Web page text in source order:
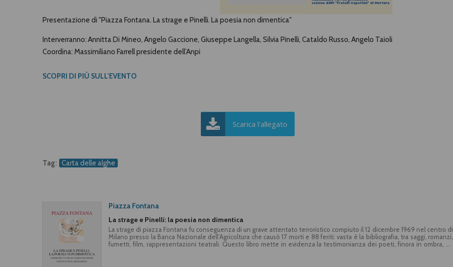
Presentazione di "Piazza Fontana. La strage e Pinelli. La poesia non dimentica"
Interverranno: Annitta Di Mineo, Angelo Gaccione, Giuseppe Langella, Silvia Pinelli, Cataldo Russo, Angelo Taioli
Coordina: Massimiliano Farrell presidente dell’Anpi
SCOPRI DI PIÙ SULL'EVENTO
Scarica l'allegato
Tag: Carta delle alghe
Piazza Fontana
La strage e Pinelli: la poesia non dimentica
La strage di piazza Fontana fu conseguenza di un grave attentato terroristico compiuto il 12 dicembre 1969 nel centro di
Milano presso la Banca Nazionale dell’Agricoltura che causò 17 morti e 88 feriti: vasta è la bibliografia, tra saggi, romanzi,
fumetti, film, rappresentazioni teatrali. Questo libro mette in evidenza la testimonianza dei poeti, finora in ombra, da